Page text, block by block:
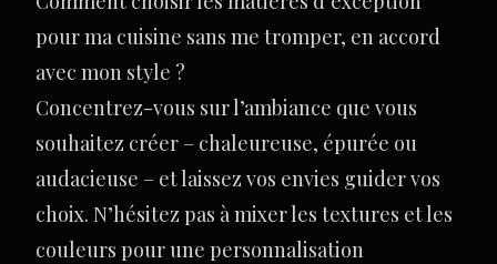
pour ma cuisine sans me tromper, en accord
avec mon style ?
Concentrez-vous sur l’ambiance que vous
souhaitez créer – chaleureuse, épurée ou
audacieuse – et laissez vos envies guider vos
choix. N’hésitez pas à mixer les textures et les
couleurs pour une personnalisation